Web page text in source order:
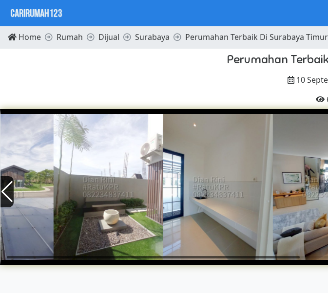
Home Rumah Dijual Surabaya Perumahan Terbaik Di Surabaya Timur
Perumahan
10